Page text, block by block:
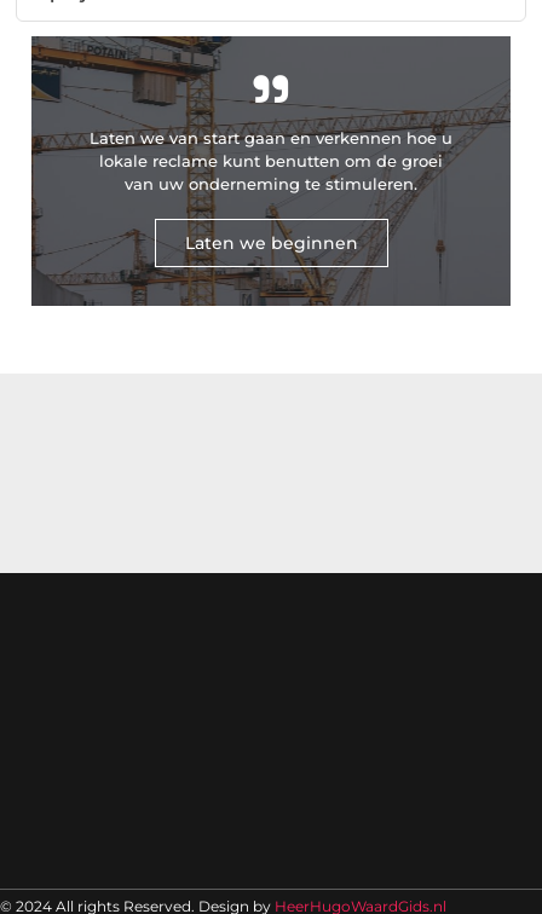
"
Laten we van start gaan en verkennen hoe u
lokale reclame kunt benutten om de groei
van uw onderneming te stimuleren.
Laten we beginnen
© 2024 All rights Reserved. Design by HeerHugoWaardGids.nl